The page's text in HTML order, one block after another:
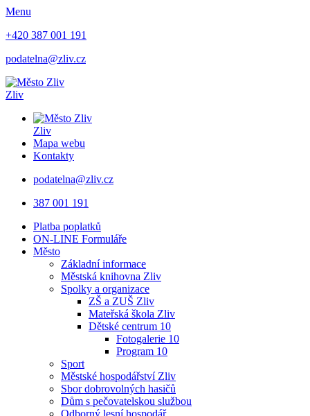
Menu
+420 387 001 191
podatelna@zliv.cz
Zliv
Zliv
Mapa webu
Kontakty
podatelna@zliv.cz
387 001 191
Platba poplatků
ON-LINE Formuláře
Město
Základní informace
Městská knihovna Zliv
Spolky a organizace
ZŠ a ZUŠ Zliv
Mateřská škola Zliv
Dětské centrum 10
Fotogalerie 10
Program 10
Sport
Městské hospodářství Zliv
Sbor dobrovolných hasičů
Dům s pečovatelskou službou
Odborný lesní hospodář